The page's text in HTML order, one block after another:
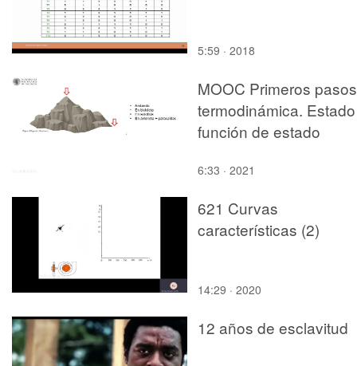
5:59 · 2018
MOOC Primeros pasos
termodinámica.
función de estado
6:33 · 2021
621 Curvas
características (2)
14:29 · 2020
12 años de esclavitud